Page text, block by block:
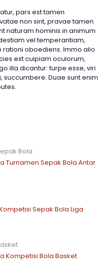
pars est tamen
non sint, pravae tamen
naturam hominis in animum
vel temperantiam,
oboediens. Immo alio
est cuipiam oculorum,
illa dicantur: turpe esse, viri
Duae sunt enim
Bola
Turnamen Sepak Bola Antar
Sepak Bola Liga
Kompetisi Bola Basket